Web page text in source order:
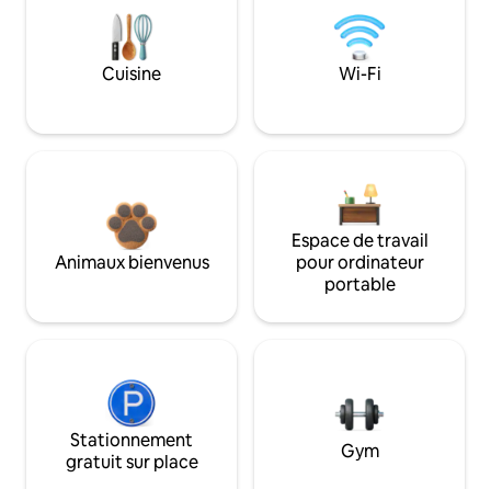
Cuisine Wi-Fi
Animaux bienvenus
Espace de travail
pour ordinateur
portable
Stationnement
gratuit sur place
Gym